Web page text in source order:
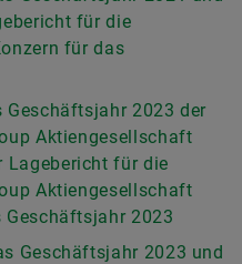
für die
für das
2023 der
Aktiengesellschaft
Lagebericht für die
Aktiengesellschaft
Geschäftsjahr 2023
Geschäftsjahr 2023 und